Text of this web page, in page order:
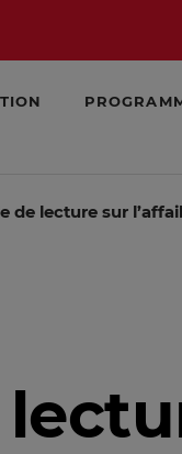
de lecture sur